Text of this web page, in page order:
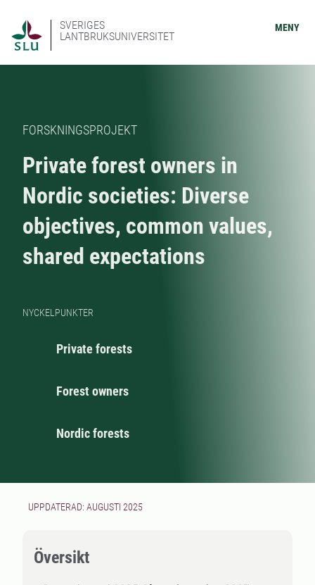
SVERIGES
LANTBRUKSUNIVERSITET
MENY
FORSKNINGSPROJEKT
Private forest owners in
Nordic societies: Diverse
objectives, common values,
shared expectations
NYCKELPUNKTER
Private forests
Forest owners
Nordic forests
UPPDATERAD: AUGUSTI 2025
Översikt